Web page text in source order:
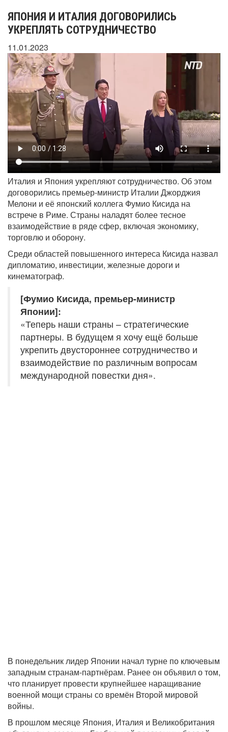
ЯПОНИЯ И ИТАЛИЯ ДОГОВОРИЛИСЬ
УКРЕПЛЯТЬ СОТРУДНИЧЕСТВО
11.01.2023
Италия и Япония укрепляют сотрудничество. Об этом
договорились премьер-министр Италии Джорджия
Мелони и её японский коллега Фумио Кисида на
встрече в Риме. Страны наладят более тесное
взаимодействие в ряде сфер, включая экономику,
торговлю и оборону.
Среди областей повышенного интереса Кисида назвал
дипломатию, инвестиции, железные дороги и
кинематограф.
[Фумио Кисида, премьер-министр
Японии]:
«Теперь наши страны – стратегические
партнеры. В будущем я хочу ещё больше
укрепить двустороннее сотрудничество и
взаимодействие по различным вопросам
международной повестки дня».
В понедельник лидер Японии начал турне по ключевым
западным странам-партнёрам. Ранее он объявил о том,
что планирует провести крупнейшее наращивание
военной мощи страны со времён Второй мировой
войны.
В прошлом месяце Япония, Италия и Великобритания